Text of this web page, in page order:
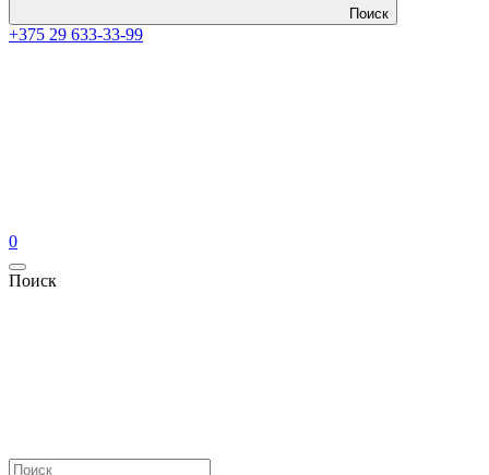
Поиск
+375 29 633-33-99
0
Поиск